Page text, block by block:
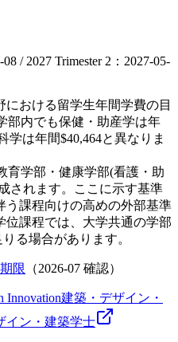
/ 2027 Trimester 2：2027-05-
における留学生年間学費の目
部内でも保健・助産学は年
学は年間$40,464と異なりま
育学部・健康学部(看護・助
されます。ここに示す基準
う課程向けの高めの外部基準
位課程では、大学共通の学部
る場合があります。
限 （2026-07 確認）
Innovation建築・デザイン・
イン・建築学士